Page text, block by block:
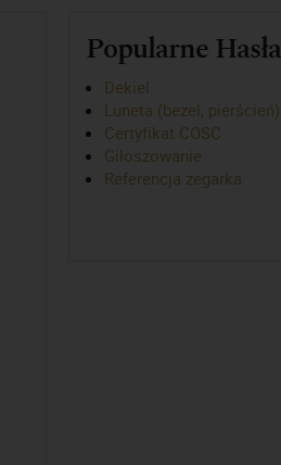
Popularne Hasła
Dekiel
Luneta (bezel, pierścień)
Certyfikat COSC
Giloszowanie
Referencja zegarka